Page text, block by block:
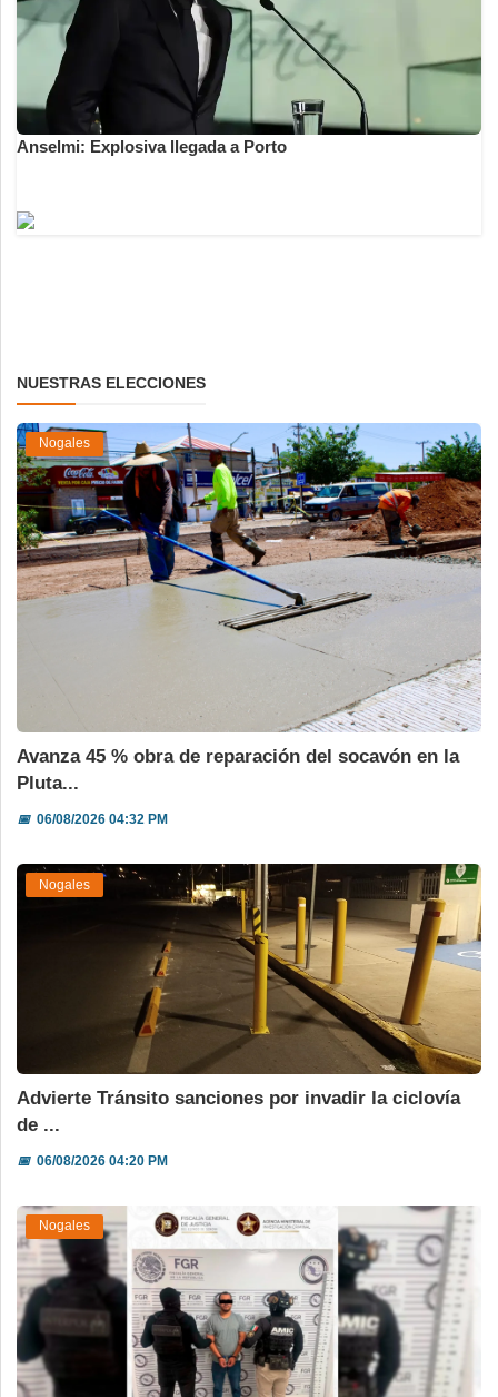
Anselmi: Explosiva llegada a Porto
NUESTRAS ELECCIONES
Nogales
Avanza 45 % obra de reparación del socavón en la
Pluta...
📅06/08/2026 04:32 PM
Nogales
Advierte Tránsito sanciones por invadir la ciclovía
de ...
📅06/08/2026 04:20 PM
Nogales